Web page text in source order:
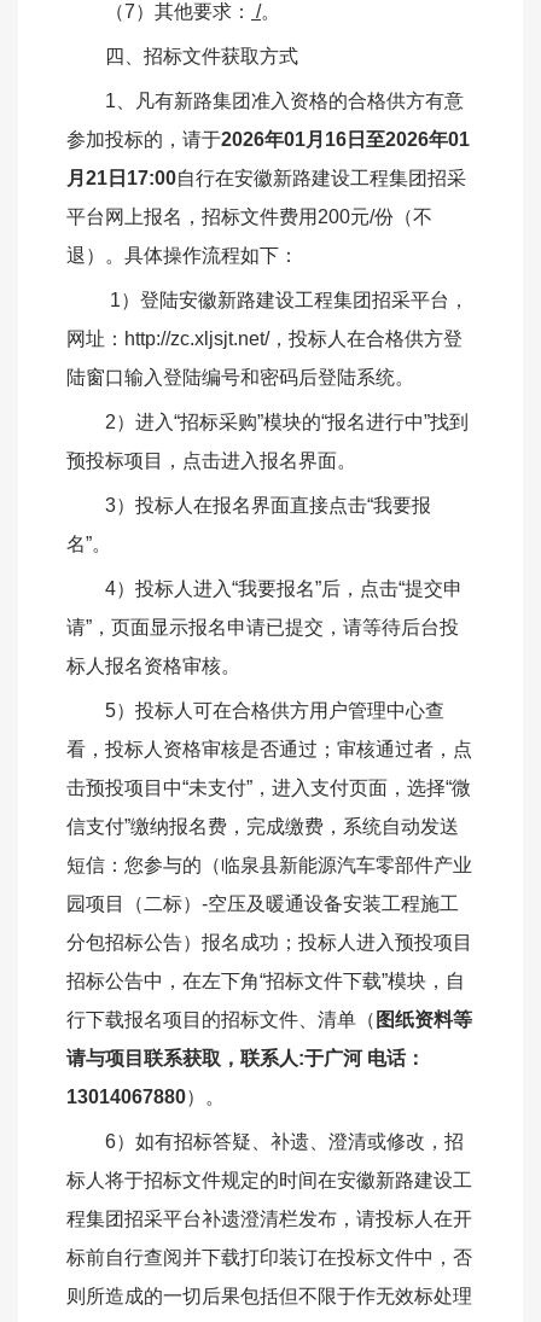
（7）其他要求： /。
四、招标文件获取方式
1、凡有新路集团准入资格的合格供方有意
参加投标的， 请于2026年01月16日至2026年01
月21日17:00自行在安徽新路建设工程集团招采
平台网上报名，招标文件费用 200元/份（不
退）。具体操作流程如下：
1）登陆安徽新路建设工程集团招采平台，
网址： http://zc.xljsjt.net/，投标人在合格供方登
陆窗口输入登陆编号和密码后登陆系统。
2）进入“招标采购”模块的“报名进行中”找到
预投标项目，点击进入报名界面。
3）投标人在报名界面直接点击“我要报
名”。
4）投标人进入“我要报名”后，点击“提交申
请”，页面显示报名申请已提交，请等待后台投
标人报名资格审核。
5）投标人可在合格供方用户管理中心查
看，投标人资格审核是否通过；审核通过者，点
击预投项目中“未支付”，进入支付页面，选择“微
信支付”缴纳报名费，完成缴费，系统自动发送
短信：您参与的（临泉县新能源汽车零部件产业
园项目（二标）-空压及暖通设备安装工程施工
分包招标公告）报名成功；投标人进入预投项目
招标公告中，在左下角“招标文件下载”模块，自
行下载报名项目的招标文件、清单（ 图纸资料等
请与项目联系获取，联系人:于广河 电话：
13014067880）。
6）如有招标答疑、补遗、澄清或修改，招
标人将于招标文件规定的时间在安徽新路建设工
程集团招采平台补遗澄清栏发布，请投标人在开
标前自行查阅并下载打印装订在投标文件中，否
则所造成的一切后果包括但不限于作无效标处理